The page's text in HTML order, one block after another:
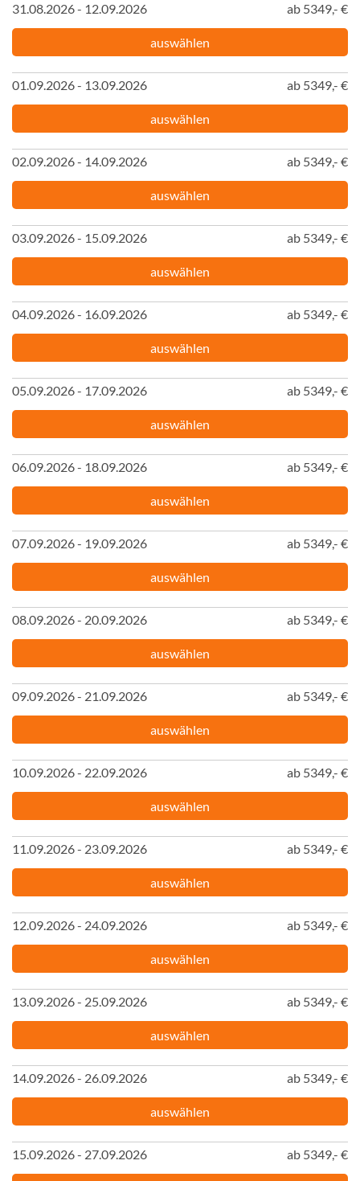
31.08.2026 - 12.09.2026 ab 5349,- €
auswählen
01.09.2026 - 13.09.2026 ab 5349,- €
auswählen
02.09.2026 - 14.09.2026 ab 5349,- €
auswählen
03.09.2026 - 15.09.2026 ab 5349,- €
auswählen
04.09.2026 - 16.09.2026 ab 5349,- €
auswählen
05.09.2026 - 17.09.2026 ab 5349,- €
auswählen
06.09.2026 - 18.09.2026 ab 5349,- €
auswählen
07.09.2026 - 19.09.2026 ab 5349,- €
auswählen
08.09.2026 - 20.09.2026 ab 5349,- €
auswählen
09.09.2026 - 21.09.2026 ab 5349,- €
auswählen
10.09.2026 - 22.09.2026 ab 5349,- €
auswählen
11.09.2026 - 23.09.2026 ab 5349,- €
auswählen
12.09.2026 - 24.09.2026 ab 5349,- €
auswählen
13.09.2026 - 25.09.2026 ab 5349,- €
auswählen
14.09.2026 - 26.09.2026 ab 5349,- €
auswählen
15.09.2026 - 27.09.2026 ab 5349,- €